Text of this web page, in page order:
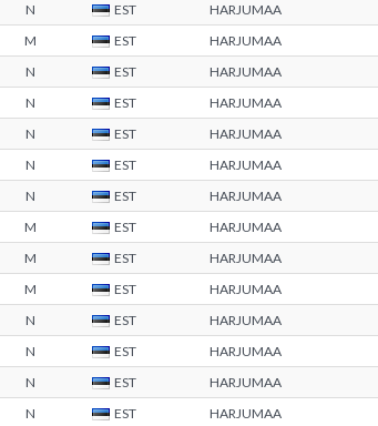
N EST HARJUMAA
M EST HARJUMAA
N EST HARJUMAA
N EST HARJUMAA
N EST HARJUMAA
N EST HARJUMAA
N EST HARJUMAA
M EST HARJUMAA
M EST HARJUMAA
M EST HARJUMAA
N EST HARJUMAA
N EST HARJUMAA
N EST HARJUMAA
N EST HARJUMAA